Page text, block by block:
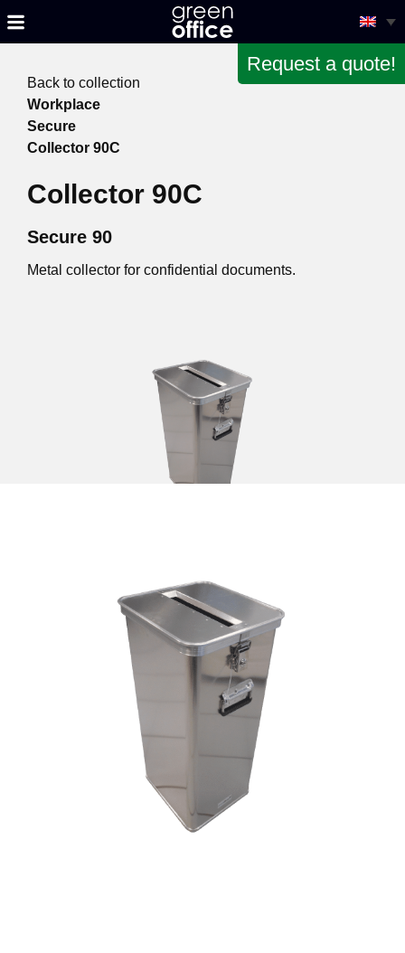
Request a quote!
Back to collection
Workplace
Secure
Collector 90C
Collector 90C
Secure 90
Metal collector for confidential documents.